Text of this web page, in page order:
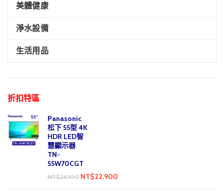
美體健康
淨水設備
生活用品
折扣特區
Panasonic
松下 55型 4K
HDR LED智
慧顯示器
TN-
55W70CGT
NT$24,100 NT$22,900